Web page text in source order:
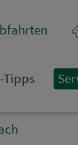
Tipps